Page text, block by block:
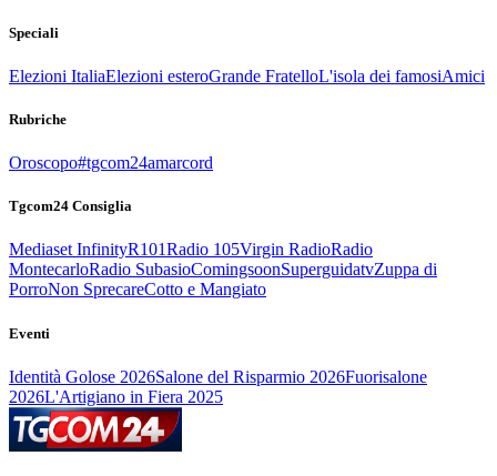
Speciali
Elezioni ItaliaElezioni esteroGrande FratelloL'isola dei famosiAmici
Rubriche
Oroscopo#tgcom24amarcord
Tgcom24 Consiglia
Mediaset InfinityR101Radio 105Virgin RadioRadio
MontecarloRadio SubasioComingsoonSuperguidatvZuppa di
PorroNon SprecareCotto e Mangiato
Eventi
Identità Golose 2026Salone del Risparmio 2026Fuorisalone
2026L'Artigiano in Fiera 2025